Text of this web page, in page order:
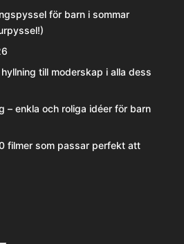
för barn i sommar
till moderskap i alla dess
– enkla och roliga idéer för barn
filmer som passar perfekt att